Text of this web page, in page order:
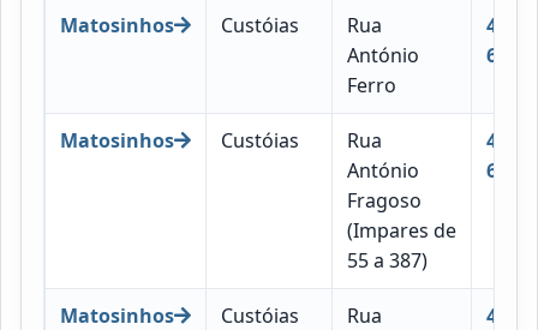
Matosinhos Custóias
Rua
António
Ferro
4460-
668
Matosinhos Custóias
Rua
António
Fragoso
(Impares de
55 a 387)
4460-
670
Matosinhos Custóias
Rua
4460-